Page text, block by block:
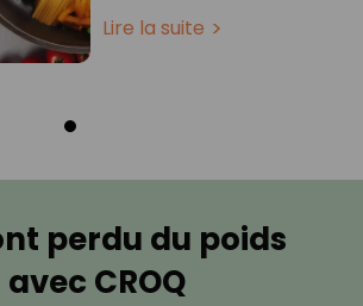
Lire la suite
perdu du poids
avec CROQ